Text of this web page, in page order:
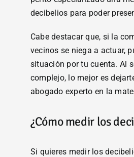
decibelios para poder
Cabe destacar que, si la
vecinos se niega a actuar,
situación por tu cuenta. Al
complejo, lo mejor es
abogado experto en la
¿Cómo medir los
Si quieres medir los